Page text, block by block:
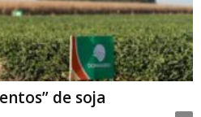
de soja